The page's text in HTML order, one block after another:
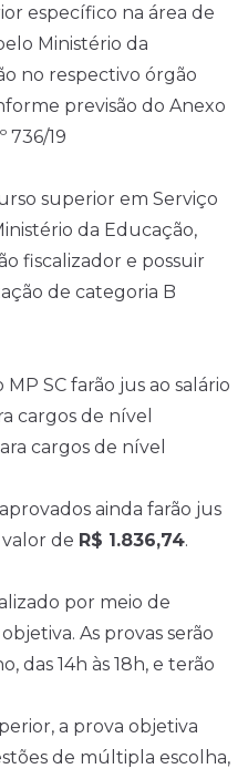
específico na área de
Ministério da
no respectivo órgão
previsão do Anexo
736/19
superior em Serviço
da Educação,
fiscalizador e possuir
de categoria B
SC farão jus ao salário
cargos de nível
cargos de nível
ainda farão jus
de R$ 1.836,74.
por meio de
As provas serão
das 14h às 18h, e terão
a prova objetiva
de múltipla escolha,